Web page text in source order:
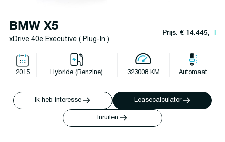
BMW X5
xDrive 40e Executive ( Plug-In )
Prijs: € 14.445,-l
2015 Hybride (Benzine) 323008 KM Automaat
Ik heb interesse Leasecalculator
Inruilen